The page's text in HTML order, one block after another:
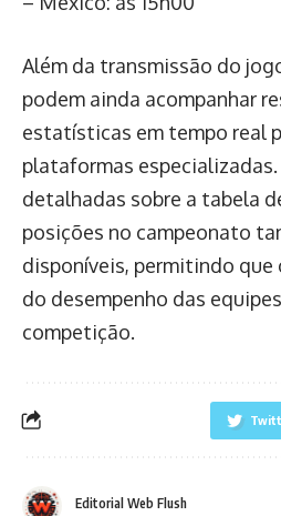
Além da transmissão do
podem ainda acompanhar
estatísticas em tempo real
plataformas
detalhadas sobre a tabela
posições no campeonato
disponíveis, permitindo que
do desempenho das
competição.
Editorial Web Flush